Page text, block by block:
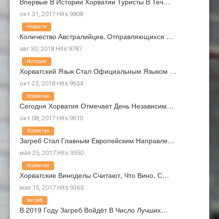
окт 31, 2017 Hits:9808
Количество Австралийцев, Отправляющихся …
авг 30, 2018 Hits:9787
Новости
Хорватский Язык Стал Официальным Языком …
окт 25, 2018 Hits:9654
История
Сегодня Хорватия Отмечает День Независим…
окт 08, 2017 Hits:9610
Хорватия
Загреб Стал Главным Европейским Направле…
мая 25, 2017 Hits:9550
Хорватия
Хорватские Виноделы Считают, Что Вино, С…
мая 15, 2017 Hits:9365
Хорватия
В 2019 Году Загреб Войдёт В Число Лучших…
Загреб